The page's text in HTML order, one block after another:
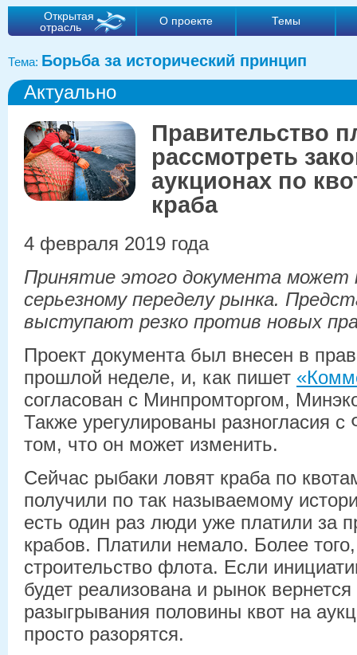
Открытая
отрасль
О проекте Темы
Тема: Борьба за исторический принцип
Актуально
Правительство
рассмотреть
аукционах по
краба
4 февраля 2019 года
Принятие этого документа может
серьезному переделу рынка.
выступают резко против новых
Проект документа был внесен в
прошлой неделе, и, как пишет
согласован с Минпромторгом,
Также урегулированы разногласия
том, что он может изменить.
Сейчас рыбаки ловят краба по
получили по так называемому
есть один раз люди уже платили за
крабов. Платили немало. Более
строительство флота. Если
будет реализована и рынок вернется
разыгрывания половины квот на
просто разорятся.